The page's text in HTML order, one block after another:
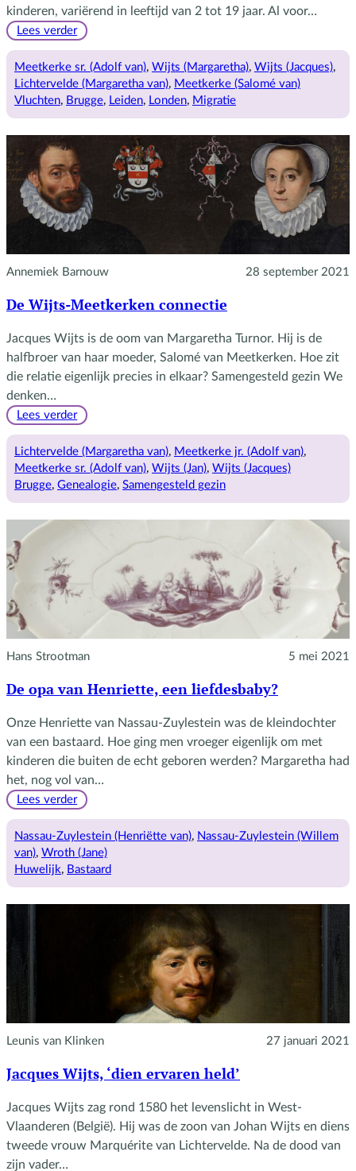
kinderen, variërend in leeftijd van 2 tot 19 jaar. Al voor…
Lees verder:
Leiden-
Londen
Meetkerke sr. (Adolf van), Wijts (Margaretha), Wijts (Jacques)
Lichtervelde (Margaretha van), Meetkerke (Salomé van)
Vluchten, Brugge, Leiden, Londen, Migratie
Annemiek Barnouw 28 september 2021
De Wijts-Meetkerken connectie
Jacques Wijts is de oom van Margaretha Turnor. Hij is de
halfbroer van haar moeder, Salomé van Meetkerken. Hoe zit
die relatie eigenlijk precies in elkaar? Samengesteld gezin We
denken…
Lees verder:
Wijts-
Meetkerken
connectie
Lichtervelde (Margaretha van), Meetkerke jr. (Adolf van)
Meetkerke sr. (Adolf van), Wijts (Jan), Wijts (Jacques)
Brugge, Genealogie, Samengesteld gezin
Hans Strootman 5 mei 2021
De opa van Henriette, een liefdesbaby?
Onze Henriette van Nassau-Zuylestein was de kleindochter
van een bastaard. Hoe ging men vroeger eigenlijk om met
kinderen die buiten de echt geboren werden? Margaretha had
het, nog vol van…
Lees verder:
opa
van
Henriette,
Nassau-Zuylestein (Henriëtte van), Nassau-Zuylestein (Willem
van), Wroth (Jane)
Huwelijk, Bastaard
Leunis van Klinken 27 januari 2021
Jacques Wijts, ‘dien ervaren held’
Jacques Wijts zag rond 1580 het levenslicht in West-
Vlaanderen (België). Hij was de zoon van Johan Wijts en diens
tweede vrouw Marquérite van Lichtervelde. Na de dood van
zijn vader…